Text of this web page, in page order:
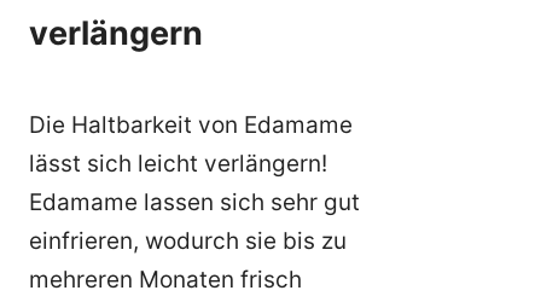
verlängern
Die Haltbarkeit von Edamame
lässt sich leicht verlängern!
Edamame lassen sich sehr gut
einfrieren, wodurch sie bis zu
mehreren Monaten frisch